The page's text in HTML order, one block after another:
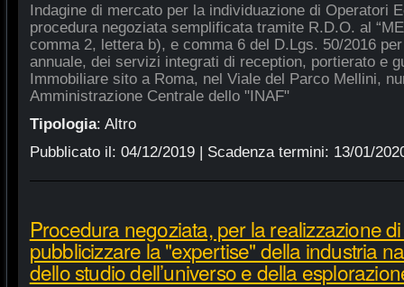
Indagine di mercato per la individuazione di Operatori
procedura negoziata semplificata tramite R.D.O. al
comma 2, lettera b), e comma 6 del D.Lgs. 50/2016
annuale, dei servizi integrati di reception, portierato e
Immobiliare sito a Roma, nel Viale del Parco Mellini,
Amministrazione Centrale dello "INAF"
Tipologia: Altro
Pubblicato il: 04/12/2019| Scadenza termini: 13/01/
Procedura negoziata, per la realizzazione
pubblicizzare la "expertise" della industria
dello studio dell’universo e della